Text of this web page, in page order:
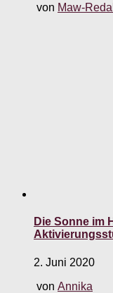
von Maw-
Die Sonne im
2. Juni 2020
von Annika